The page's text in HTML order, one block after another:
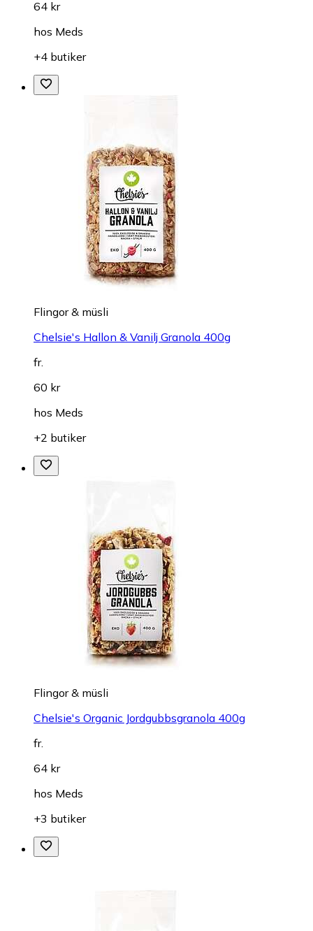
64 kr
hos Meds
+4 butiker
Flingor & müsli
Chelsie's Hallon & Vanilj Granola 400g
fr.
60 kr
hos Meds
+2 butiker
Flingor & müsli
Chelsie's Organic Jordgubbsgranola 400g
fr.
64 kr
hos Meds
+3 butiker